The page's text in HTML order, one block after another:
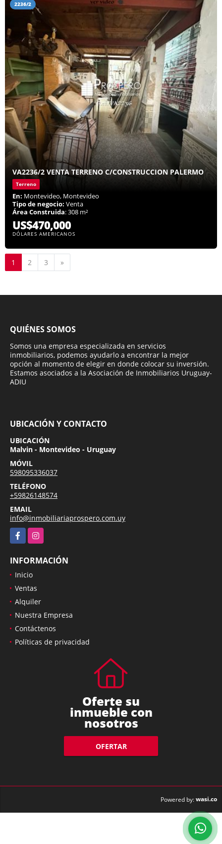
2236/2
VA2236/2 VENTA TERRENO C/CONSTRUCCION PALERMO
Terreno
En: Montevideo, Montevideo
Tipo de negocio: Venta
Área Construida: 308 m²
US$470,000
DÓLARES AMERICANOS
1 2 3 »
QUIÉNES SOMOS
Somos una empresa especializada en servicios
inmobiliarios, podemos ayudarlo a encontrar la mejor
opción al momento de elegir en donde colocar su inversión.
Estamos asociados a la Asociación de Inmobiliarios Uruguay-
ADIU
UBICACIÓN Y CONTACTO
UBICACIÓN
Malvin - Montevideo - Uruguay
MÓVIL
598095336037
TELÉFONO
+59826148574
EMAIL
info@inmobiliariaprospero.com.uy
FacebookInstagram
INFORMACIÓN
Inicio
Ventas
Alquiler
Nuestra Empresa
Contáctenos
Políticas de privacidad
Oferte su
inmueble con
nosotros
OFERTAR
Powered by:wasi.co